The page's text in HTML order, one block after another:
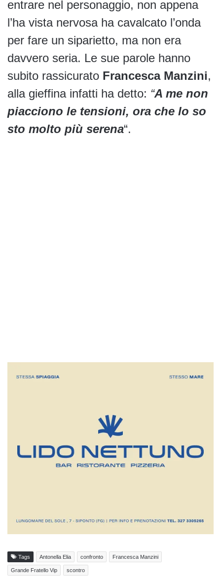
entrare nel personaggio, non appena
l’ha vista nervosa ha cavalcato l’onda
per fare un siparietto, ma non era
davvero seria. Le sue parole hanno
subito rassicurato Francesca Manzini,
alla gieffina infatti ha detto: “A me non
piacciono le tensioni, ora che lo so
sto molto più serena“.
Tags Antonella Elia confronto Francesca Manzini
Grande Fratello Vip scontro